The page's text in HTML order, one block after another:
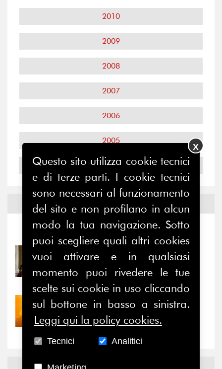
2010
2009
2008
2007
2006
2005
2004
Eventi
Notizie- Eventi
31/07/2026
Prima della pausa estiva,
il valore di...
30/07/2026
Nove anni dopo la
“grande cecità”: la...
Questo sito utilizza cookie tecnici
e di terze parti. I cookie tecnici
sono necessari al funzionamento
del sito e non profilano in alcun
modo la tua navigazione. Sotto
puoi scegliere quali altri cookies
vuoi attivare e in qualsiasi
momento puoi rivedere le tue
scelte sui cookie in uso cliccando
sul bottone in basso a sinistra.
Leggi qui la policy cookies.
Tecnici Analitici
X